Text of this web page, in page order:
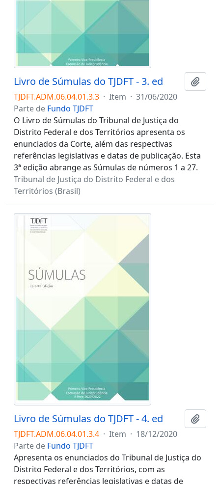
Livro de Súmulas do TJDFT - 3. ed
TJDFT.ADM.06.04.01.3.3 · Item · 31/06/2020
Parte de Fundo TJDFT
O Livro de Súmulas do Tribunal de Justiça do
Distrito Federal e dos Territórios apresenta os
enunciados da Corte, além das respectivas
referências legislativas e datas de publicação. Esta
3ª edição abrange as Súmulas de números 1 a 27.
Tribunal de Justiça do Distrito Federal e dos
Territórios (Brasil)
Livro de Súmulas do TJDFT - 4. ed
TJDFT.ADM.06.04.01.3.4 · Item · 18/12/2020
Parte de Fundo TJDFT
Apresenta os enunciados do Tribunal de Justiça do
Distrito Federal e dos Territórios, com as
respectivas referências legislativas e datas de